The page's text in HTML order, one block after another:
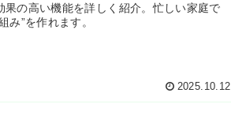
果の高い機能を詳しく紹介。忙しい家庭で
み”を作れます。
2025.10.12